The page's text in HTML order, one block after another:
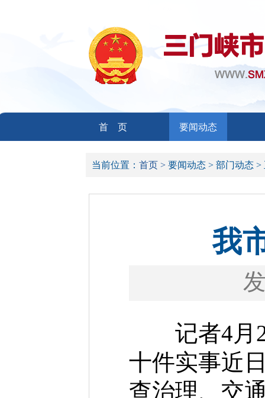
首 页 要闻动态
当前位置： 首页 > 要闻动态 > 部门动态 >
我
记者4月26
十件实事近
查治理、交